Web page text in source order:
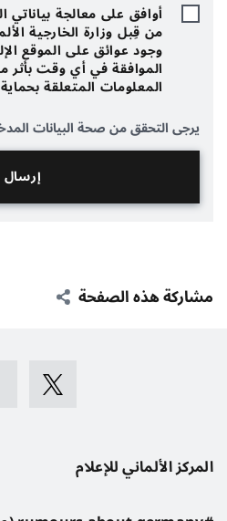
أوافق على معالجة
من قِبل وزارة الخارجية
وجود عوائق على الموقع
الموافقة في أي وقت بأثر
المعلومات المتعلقة
يرجى التحقق من صحة البيانات
مشاركة هذه الصفحة
المركز الألماني للإعلام